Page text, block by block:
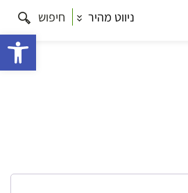
ניווט מהיר חיפוש